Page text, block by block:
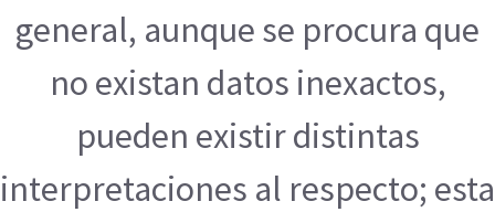
general, aunque se procura que
no existan datos inexactos,
pueden existir distintas
interpretaciones al respecto; esta